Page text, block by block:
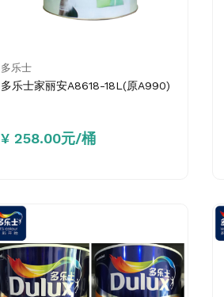
多乐士
多乐士家丽安A8618-18L(原A990)
¥ 258.00元/桶